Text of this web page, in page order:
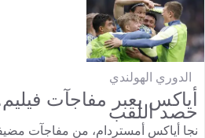
الدوري الهولندي
أياكس يعبر مفاجآت
حصد اللقب
نجا أياكس أمستردام، من مفاجآت مضيفه فيليم 2،